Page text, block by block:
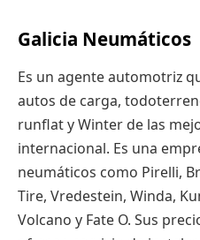
Galicia Neumáticos
Es un agente automotriz
autos de carga,
runflat y Winter de las
internacional. Es una
neumáticos como Pirelli,
Tire, Vredestein, Winda,
Volcano y Fate O. Sus